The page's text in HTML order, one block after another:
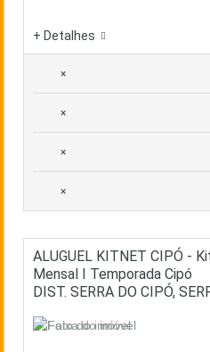
+ Detalhes
×
×
×
×
ALUGUEL KITNET CIPÓ -
Mensal I Temporada Cipó
DIST. SERRA DO CIPÓ,